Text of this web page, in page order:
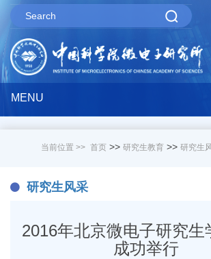
MENU
当前位置 >> 首页 >> 研究生教育 >> 研究生
研究生风采
2016年北京微电子研究生
成功举行